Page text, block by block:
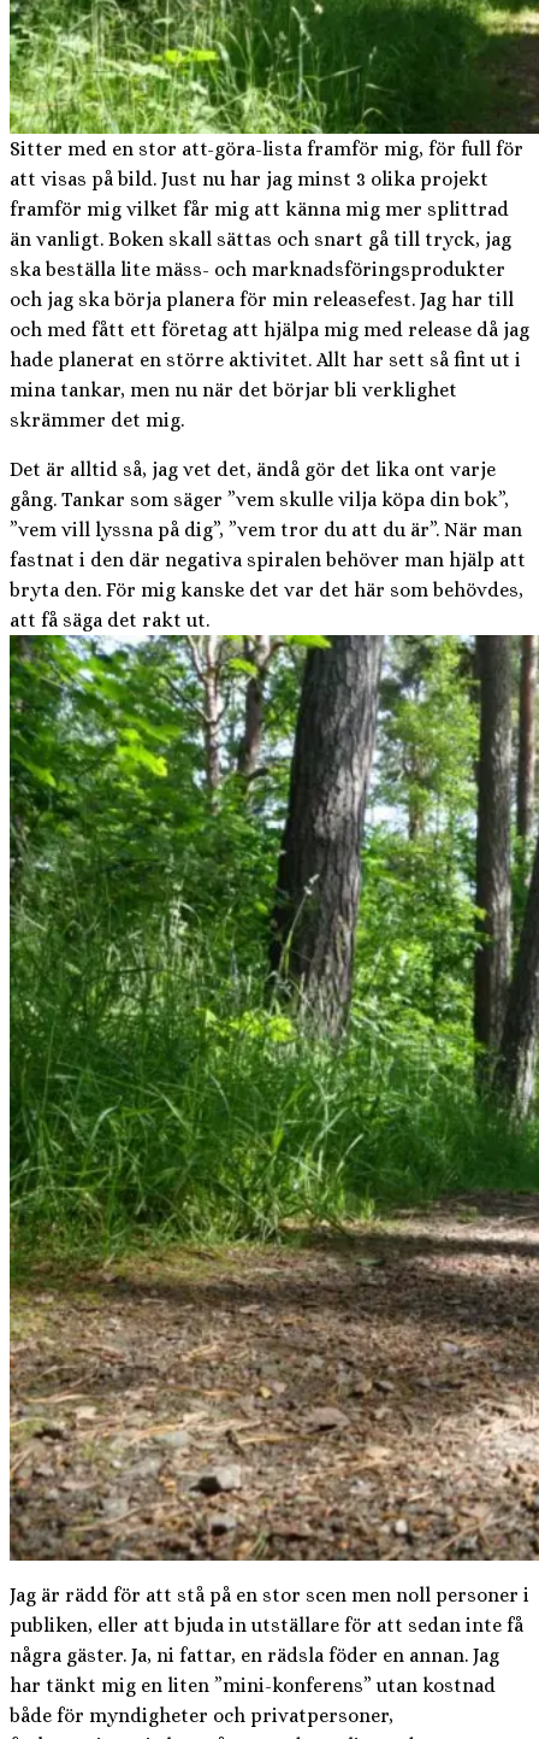
Sitter med en stor att-göra-lista framför mig, för full för
att visas på bild. Just nu har jag minst 3 olika projekt
framför mig vilket får mig att känna mig mer splittrad
än vanligt. Boken skall sättas och snart gå till tryck, jag
ska beställa lite mäss- och marknadsföringsprodukter
och jag ska börja planera för min releasefest. Jag har till
och med fått ett företag att hjälpa mig med release då jag
hade planerat en större aktivitet. Allt har sett så fint ut i
mina tankar, men nu när det börjar bli verklighet
skrämmer det mig.
Det är alltid så, jag vet det, ändå gör det lika ont varje
gång. Tankar som säger ”vem skulle vilja köpa din bok”,
”vem vill lyssna på dig”, ”vem tror du att du är”. När man
fastnat i den där negativa spiralen behöver man hjälp att
bryta den. För mig kanske det var det här som behövdes,
att få säga det rakt ut.
Jag är rädd för att stå på en stor scen men noll personer i
publiken, eller att bjuda in utställare för att sedan inte få
några gäster. Ja, ni fattar, en rädsla föder en annan. Jag
har tänkt mig en liten ”mini-konferens” utan kostnad
både för myndigheter och privatpersoner,